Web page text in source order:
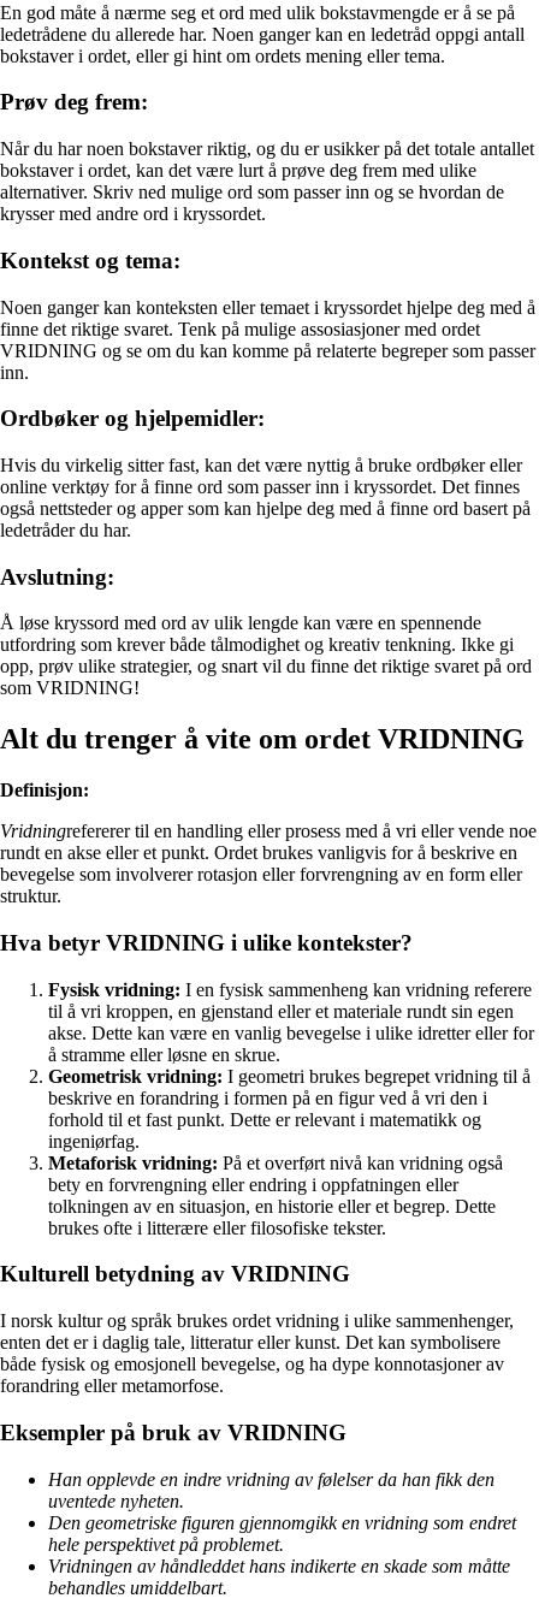
En god måte å nærme seg et ord med ulik bokstavmengde er å se på
ledetrådene du allerede har. Noen ganger kan en ledetråd oppgi antall
bokstaver i ordet, eller gi hint om ordets mening eller tema.
Prøv deg frem:
Når du har noen bokstaver riktig, og du er usikker på det totale antallet
bokstaver i ordet, kan det være lurt å prøve deg frem med ulike
alternativer. Skriv ned mulige ord som passer inn og se hvordan de
krysser med andre ord i kryssordet.
Kontekst og tema:
Noen ganger kan konteksten eller temaet i kryssordet hjelpe deg med å
finne det riktige svaret. Tenk på mulige assosiasjoner med ordet
VRIDNING og se om du kan komme på relaterte begreper som passer
inn.
Ordbøker og hjelpemidler:
Hvis du virkelig sitter fast, kan det være nyttig å bruke ordbøker eller
online verktøy for å finne ord som passer inn i kryssordet. Det finnes
også nettsteder og apper som kan hjelpe deg med å finne ord basert på
ledetråder du har.
Avslutning:
Å løse kryssord med ord av ulik lengde kan være en spennende
utfordring som krever både tålmodighet og kreativ tenkning. Ikke gi
opp, prøv ulike strategier, og snart vil du finne det riktige svaret på ord
som VRIDNING!
Alt du trenger å vite om ordet VRIDNING
Definisjon:
Vridningrefererer til en handling eller prosess med å vri eller vende noe
rundt en akse eller et punkt. Ordet brukes vanligvis for å beskrive en
bevegelse som involverer rotasjon eller forvrengning av en form eller
struktur.
Hva betyr VRIDNING i ulike kontekster?
Fysisk vridning: I en fysisk sammenheng kan vridning referere
til å vri kroppen, en gjenstand eller et materiale rundt sin egen
akse. Dette kan være en vanlig bevegelse i ulike idretter eller for
å stramme eller løsne en skrue.
Geometrisk vridning: I geometri brukes begrepet vridning til å
beskrive en forandring i formen på en figur ved å vri den i
forhold til et fast punkt. Dette er relevant i matematikk og
ingeniørfag.
Metaforisk vridning: På et overført nivå kan vridning også
bety en forvrengning eller endring i oppfatningen eller
tolkningen av en situasjon, en historie eller et begrep. Dette
brukes ofte i litterære eller filosofiske tekster.
Kulturell betydning av VRIDNING
I norsk kultur og språk brukes ordet vridning i ulike sammenhenger,
enten det er i daglig tale, litteratur eller kunst. Det kan symbolisere
både fysisk og emosjonell bevegelse, og ha dype konnotasjoner av
forandring eller metamorfose.
Eksempler på bruk av VRIDNING
Han opplevde en indre vridning av følelser da han fikk den
uventede nyheten.
Den geometriske figuren gjennomgikk en vridning som endret
hele perspektivet på problemet.
Vridningen av håndleddet hans indikerte en skade som måtte
behandles umiddelbart.